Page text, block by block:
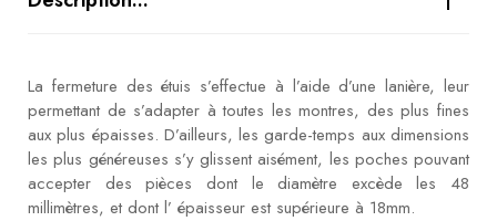
La fermeture des étuis s’effectue à l’aide d’une lanière, leur
permettant de s’adapter à toutes les montres, des plus fines
aux plus épaisses. D’ailleurs, les garde-temps aux dimensions
les plus généreuses s’y glissent aisément, les poches pouvant
accepter des pièces dont le diamètre excède les 48
millimètres, et dont l’ épaisseur est supérieure à 18mm.